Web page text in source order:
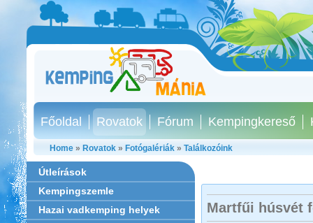
Főoldal Rovatok Fórum Kempingkereső
Home » Rovatok » Fotógalériák » Találkozóink
Útleírások
Kempingszemle
Hazai vadkemping helyek
Martfűi húsvét